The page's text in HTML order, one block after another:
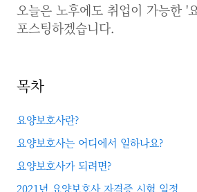
오늘은 노후에도 취업이 가능한 '
포스팅하겠습니다.
목차
요양보호사란?
요양보호사는 어디에서 일하나요?
요양보호사가 되려면?
2021년 요양보호사 자격증 시험 일정